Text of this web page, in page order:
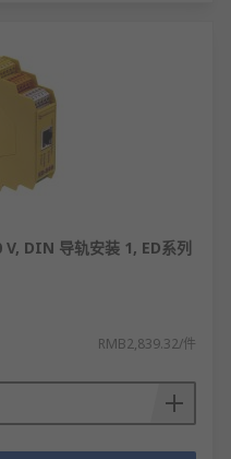
DIN 导轨安装 1, ED系列
RMB2,839.32/件